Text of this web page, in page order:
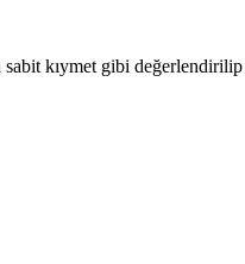
kıymet gibi değerlendirilip